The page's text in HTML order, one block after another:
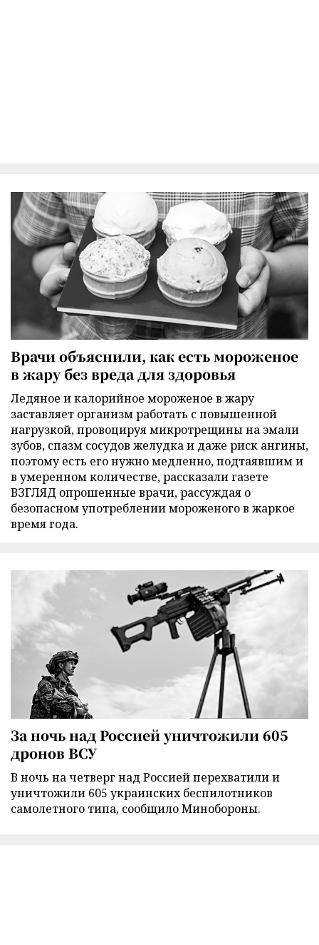
Врачи объяснили, как есть мороженое
в жару без вреда для здоровья
Ледяное и калорийное мороженое в жару
заставляет организм работать с повышенной
нагрузкой, провоцируя микротрещины на эмали
зубов, спазм сосудов желудка и даже риск ангины,
поэтому есть его нужно медленно, подтаявшим и
в умеренном количестве, рассказали газете
ВЗГЛЯД опрошенные врачи, рассуждая о
безопасном употреблении мороженого в жаркое
время года.
За ночь над Россией уничтожили 605
дронов ВСУ
В ночь на четверг над Россией перехватили и
уничтожили 605 украинских беспилотников
самолетного типа, сообщило Минобороны.